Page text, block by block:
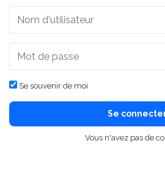
Se souvenir de moi
Se
Vous n'avez pas de